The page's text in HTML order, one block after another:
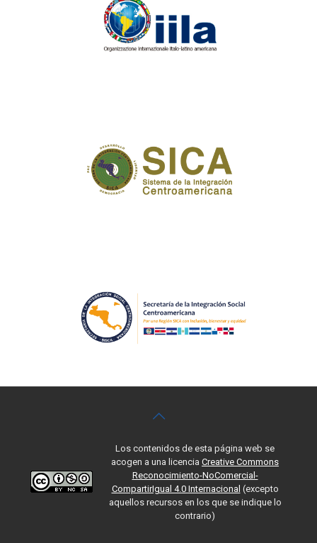
Los contenidos de esta página web se
acogen a una licencia Creative Commons
Reconocimiento-NoComercial-
CompartirIgual 4.0 Internacional (excepto
aquellos recursos en los que se indique lo
contrario)